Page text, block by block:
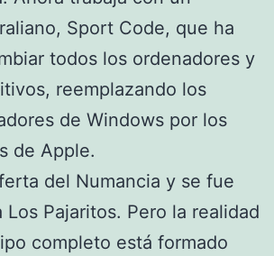
Sport Code, que ha
todos los ordenadores y
reemplazando los
de Windows por los
de Apple.
del Numancia y se fue
Los Pajaritos. Pero la realidad
completo está formado